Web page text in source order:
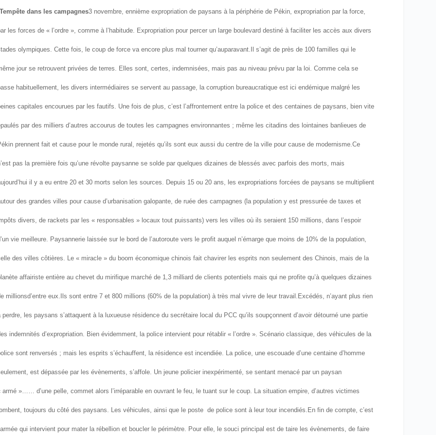
Tempête dans les campagnes3 novembre, ennième expropriation de paysans à la périphérie de Pékin, expropriation par la force,
les forces de « l’ordre », comme à l’habitude. Expropriation pour percer un large boulevard destiné à faciliter les accès aux divers
olympiques. Cette fois, le coup de force va encore plus mal tourner qu’auparavant. Il s’agit de près de 100 familles qui le
jour se retrouvent privées de terres. Elles sont, certes, indemnisées, mais pas au niveau prévu par la loi. Comme cela se
habituellement, les divers intermédiaires se servent au passage, la corruption bureaucratique est ici endémique malgré les
capitales encourues par les fautifs. Une fois de plus, c’est l’affrontement entre la police et des centaines de paysans, bien vite
par des milliers d’autres accourus de toutes les campagnes environnantes ; même les citadins des lointaines banlieues de
prennent fait et cause pour le monde rural, rejetés qu’ils sont eux aussi du centre de la ville pour cause de modernisme.Ce
pas la première fois qu’une révolte paysanne se solde par quelques dizaines de blessés avec parfois des morts, mais
il y a eu entre 20 et 30 morts selon les sources. Depuis 15 ou 20 ans, les expropriations forcées de paysans se multiplient
des grandes villes pour cause d’urbanisation galopante, de ruée des campagnes (la population y est pressurée de taxes et
divers, de rackets par les « responsables » locaux tout puissants) vers les villes où ils seraient 150 millions, dans l’espoir
vie meilleure. Paysannerie laissée sur le bord de l’autoroute vers le profit auquel n’émarge que moins de 10% de la population,
des villes côtières. Le « miracle » du boom économique chinois fait chavirer les esprits non seulement des Chinois, mais de la
affairiste entière au chevet du mirifique marché de 1,3 milliard de clients potentiels mais qui ne profite qu’à quelques dizaines
millionsd’entre eux. Ils sont entre 7 et 800 millions (60% de la population) à très mal vivre de leur travail. Excédés, n’ayant plus rien
perdre, les paysans s’attaquent à la luxueuse résidence du secrétaire local du PCC qu’ils soupçonnent d’avoir détourné une partie
indemnités d’expropriation. Bien évidemment, la police intervient pour rétablir « l’ordre ». Scénario classique, des véhicules de la
sont renversés ; mais les esprits s’échauffent, la résidence est incendiée. La police, une escouade d’une centaine d’homme
est dépassée par les évènements, s’affole. Un jeune policier inexpérimenté, se sentant menacé par un paysan
armé »…… d’une pelle, commet alors l’irréparable en ouvrant le feu, le tuant sur le coup. La situation empire, d’autres victimes
toujours du côté des paysans. Les véhicules, ainsi que le poste de police sont à leur tour incendiés. En fin de compte, c’est
qui intervient pour mater la rébellion et boucler le périmètre. Pour elle, le souci principal est de taire les évènements, de faire